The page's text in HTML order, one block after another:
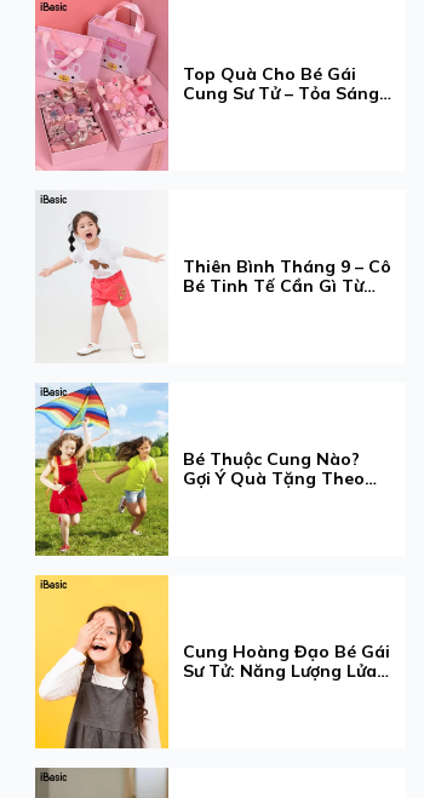
Top Quà Cho Bé Gái
Cung Sư Tử – Tỏa Sáng
Thiên Bình Tháng 9 – Cô
Bé Tinh Tế Cần Gì Từ
Bé Thuộc Cung Nào?
Gợi Ý Quà Tặng Theo
Cung Hoàng Đạo Bé Gái
Sư Tử: Năng Lượng Lửa